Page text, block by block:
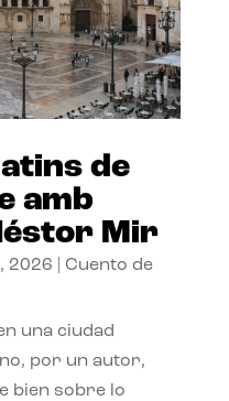
de
amb
Mir
2026
Cuento de
una ciudad
por un autor,
bien sobre lo